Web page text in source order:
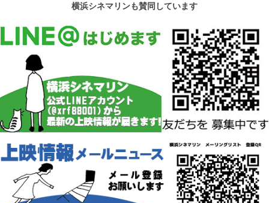
横浜シネマリンも賛同しています